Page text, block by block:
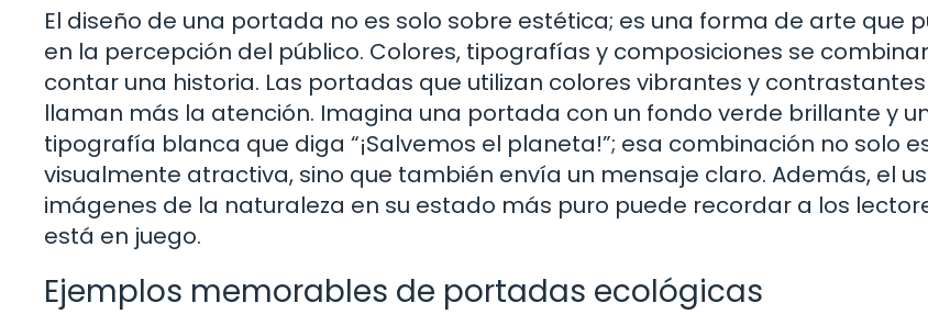
El diseño de una portada no es solo sobre estética; es una forma de arte que
en la percepción del público. Colores, tipografías y composiciones se
contar una historia. Las portadas que utilizan colores vibrantes y
llaman más la atención. Imagina una portada con un fondo verde brillante y
tipografía blanca que diga “¡Salvemos el planeta!”; esa combinación no solo
visualmente atractiva, sino que también envía un mensaje claro. Además, el
imágenes de la naturaleza en su estado más puro puede recordar a los
está en juego.
Ejemplos memorables de portadas ecológicas